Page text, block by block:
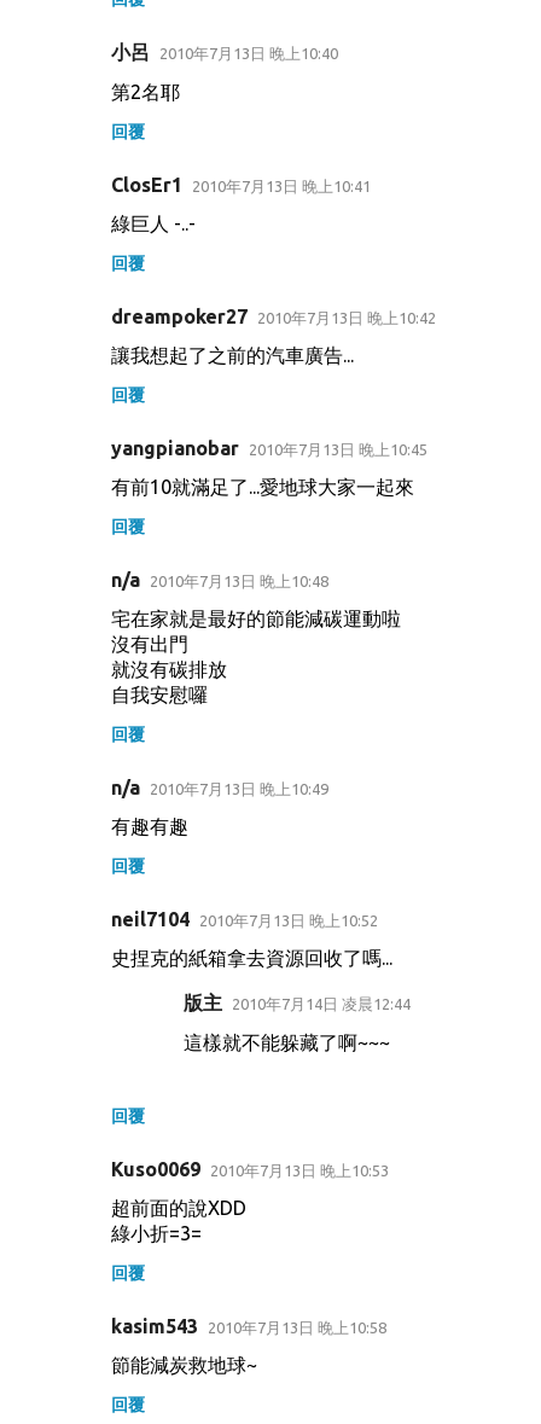
小呂 2010年7月13日 晚上10:40
第2名耶
回覆
ClosEr1 2010年7月13日 晚上10:41
綠巨人 -..-
回覆
dreampoker27 2010年7月13日 晚上10:42
讓我想起了之前的汽車廣告...
回覆
yangpianobar 2010年7月13日 晚上10:45
有前10就滿足了...愛地球大家一起來
回覆
n/a 2010年7月13日 晚上10:48
宅在家就是最好的節能減碳運動啦
沒有出門
就沒有碳排放
自我安慰囉
回覆
n/a 2010年7月13日 晚上10:49
有趣有趣
回覆
neil7104 2010年7月13日 晚上10:52
史捏克的紙箱拿去資源回收了嗎...
回覆
版主 2010年7月14日 凌晨12:44
這樣就不能躲藏了啊~~~
Kuso0069 2010年7月13日 晚上10:53
超前面的說XDD
綠小折=3=
回覆
kasim543 2010年7月13日 晚上10:58
節能減炭救地球~
回覆